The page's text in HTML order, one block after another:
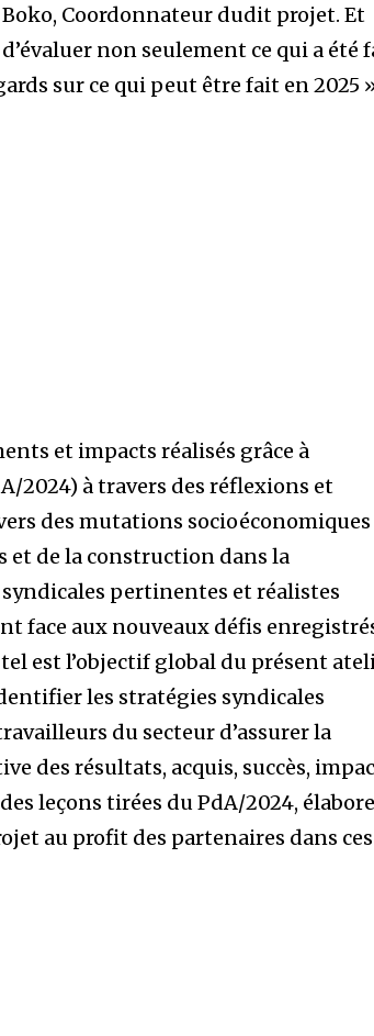
Coordonnateur dudit projet. Et
non seulement ce qui a été
sur ce qui peut être fait en 2025
et impacts réalisés grâce à
2024) à travers des réflexions et
des mutations
et de la construction dans la
pertinentes et réalistes
face aux nouveaux défis
est l’objectif global du présent
les stratégies syndicales
du secteur d’assurer la
des résultats, acquis, succès,
leçons tirées du PdA/2024,
au profit des partenaires dans ces